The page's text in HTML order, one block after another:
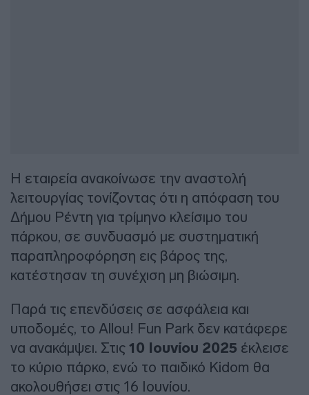
Η εταιρεία ανακοίνωσε την αναστολή
λειτουργίας τονίζοντας ότι η απόφαση του
Δήμου Ρέντη για τρίμηνο κλείσιμο του
πάρκου, σε συνδυασμό με συστηματική
παραπληροφόρηση εις βάρος της,
κατέστησαν τη συνέχιση μη βιώσιμη.
Παρά τις επενδύσεις σε ασφάλεια και
υποδομές, το Allou! Fun Park δεν κατάφερε
να ανακάμψει. Στις 10 Ιουνίου 2025 έκλεισε
το κύριο πάρκο, ενώ το παιδικό Kidom θα
ακολουθήσει στις 16 Ιουνίου.